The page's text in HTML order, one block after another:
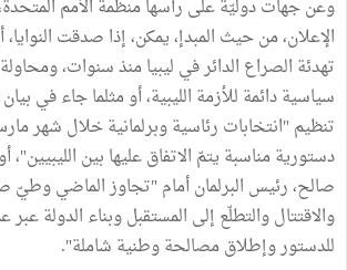
وعن جهات دوليّة على رأسها منظمة الأمم المتحدة،
الإعلان، من حيث المبدإ، يمكن، إذا صدقت
تهدئة الصراع الدائر في ليبيا منذ سنوات،
سياسية دائمة للأزمة الليبية، أو مثلما جاء في
تنظيم "انتخابات رئاسية وبرلمانية خلال شهر
دستورية مناسبة يتمّ الاتفاق عليها بين الليبيين"،
صالح، رئيس البرلمان أمام "تجاوز الماضي
والاقتتال والتطلّع إلى المستقبل وبناء الدولة عبر
للدستور وإطلاق مصالحة وطنية شاملة".